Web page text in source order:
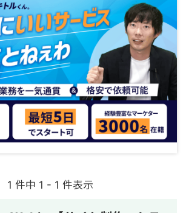
1 件中 1 - 1 件表示